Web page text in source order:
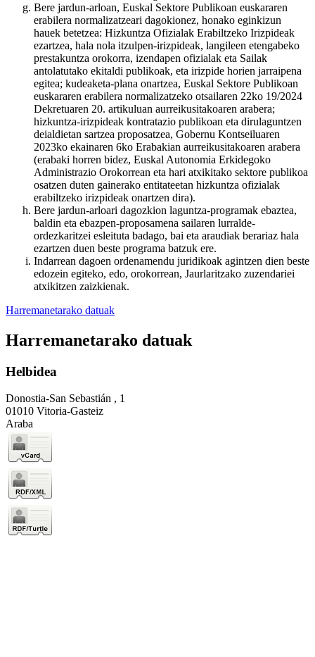
Bere jardun-arloan, Euskal Sektore Publikoan euskararen
erabilera normalizatzeari dagokionez, honako eginkizun
hauek betetzea: Hizkuntza Ofizialak Erabiltzeko Irizpideak
ezartzea, hala nola itzulpen-irizpideak, langileen etengabeko
prestakuntza orokorra, izendapen ofizialak eta Sailak
antolatutako ekitaldi publikoak, eta irizpide horien jarraipena
egitea; kudeaketa-plana onartzea, Euskal Sektore Publikoan
euskararen erabilera normalizatzeko otsailaren 22ko 19/2024
Dekretuaren 20. artikuluan aurreikusitakoaren arabera;
hizkuntza-irizpideak kontratazio publikoan eta dirulaguntzen
deialdietan sartzea proposatzea, Gobernu Kontseiluaren
2023ko ekainaren 6ko Erabakian aurreikusitakoaren arabera
(erabaki horren bidez, Euskal Autonomia Erkidegoko
Administrazio Orokorrean eta hari atxikitako sektore publikoa
osatzen duten gainerako entitateetan hizkuntza ofizialak
erabiltzeko irizpideak onartzen dira).
Bere jardun-arloari dagozkion laguntza-programak ebaztea,
baldin eta ebazpen-proposamena sailaren lurralde-
ordezkaritzei esleituta badago, bai eta araudiak berariaz hala
ezartzen duen beste programa batzuk ere.
Indarrean dagoen ordenamendu juridikoak agintzen dien beste
edozein egiteko, edo, orokorrean, Jaurlaritzako zuzendariei
atxikitzen zaizkienak.
Harremanetarako datuak
Harremanetarako datuak
Helbidea
Donostia-San Sebastián , 1
01010 Vitoria-Gasteiz
Araba